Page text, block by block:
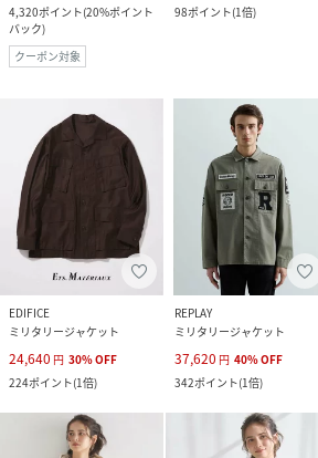
4,320ポイント(20%ポイント
バック)
クーポン対象
98ポイント(1倍)
EDIFICE
ミリタリージャケット
24,640 円 30%OFF
224ポイント(1倍)
REPLAY
ミリタリージャケット
37,620 円 40%OFF
342ポイント(1倍)